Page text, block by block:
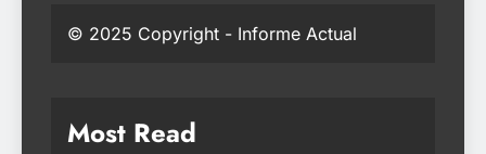
© 2025 Copyright - Informe Actual
Most Read